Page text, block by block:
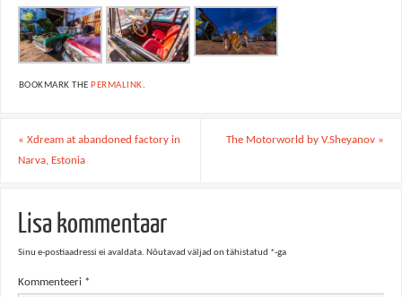
BOOKMARK THE PERMALINK.
« Xdream at abandoned factory in
Narva, Estonia
The Motorworld by V.Sheyanov »
Lisa kommentaar
Sinu e-postiaadressi ei avaldata. Nõutavad väljad on tähistatud *-ga
Kommenteeri *